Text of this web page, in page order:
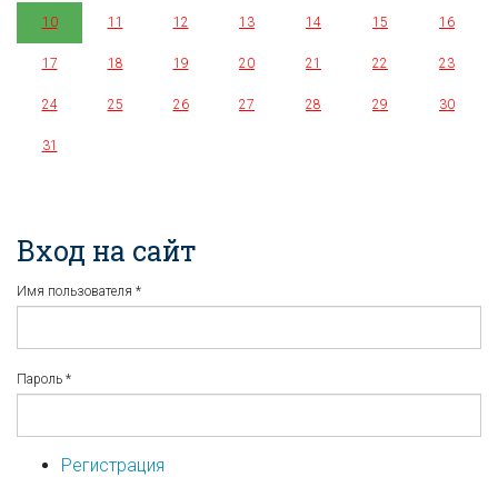
10 11 12 13 14 15 16
17 18 19 20 21 22 23
24 25 26 27 28 29 30
31
Вход на сайт
Имя пользователя *
Пароль *
Регистрация